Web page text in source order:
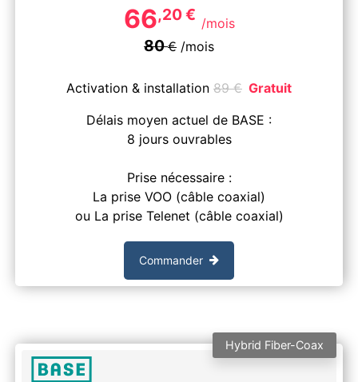
66,20€ /mois
80€ /mois
Activation & installation 89€ Gratuit
Délais moyen actuel de BASE :
8 jours ouvrables
Prise nécessaire :
La prise VOO (câble coaxial)
ou La prise Telenet (câble coaxial)
Commander
Hybrid Fiber-Coax